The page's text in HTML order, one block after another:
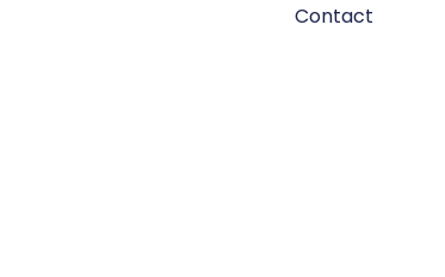
Contact